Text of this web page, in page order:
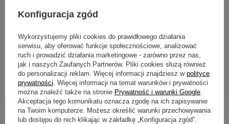
Feeder Bait Method Pellet
23,00 zł
Kup za: 759 PKT punktów
Ilość produktówDO KOSZYKA
23,00 zł
Kup za: 759 PKT punktów
Ilość produktów
DO KOSZYKA
Konfiguracja zgód
Wykorzystujemy pliki cookies do prawidłowego działania
serwisu, aby oferować funkcje społecznościowe, analizować
ruch i prowadzić działania marketingowe - zarówno przez nas,
jak i naszych Zaufanych Partnerów. Pliki cookies służą również
do personalizacji reklam. Więcej informacji znajdziesz w polityce
prywatności . Więcej informacji na temat warunków i prywatności
można znaleźć także na stronie Prywatność i warunki Google
Akceptacja tego komunikatu oznacza zgodę na ich zapisywanie
na Twoim komputerze. Możesz określić warunki przechowywania
lub dostępu do nich klikając w zakładkę „Konfiguracja zgód”.